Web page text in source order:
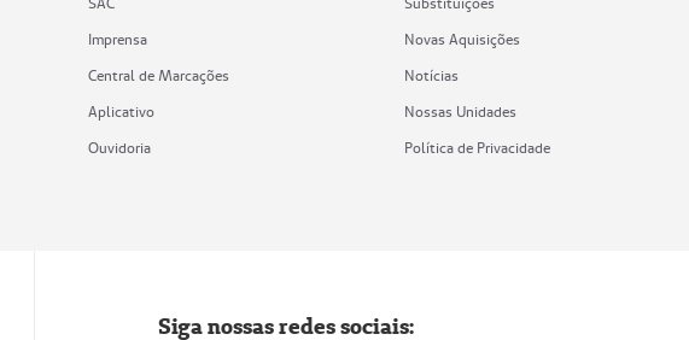
Imprensa
Central de Marcações
Aplicativo
Ouvidoria
Novas Aquisições
Notícias
Nossas Unidades
Política de Privacidade
Siga nossas redes sociais: